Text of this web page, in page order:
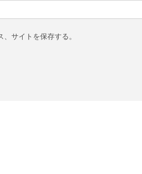
サイトを保存する。